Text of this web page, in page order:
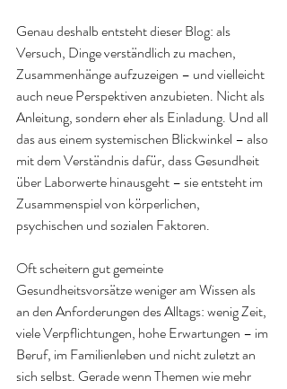
Genau deshalb entsteht dieser Blog: als
Versuch, Dinge verständlich zu machen,
Zusammenhänge aufzuzeigen – und vielleicht
auch neue Perspektiven anzubieten. Nicht als
Anleitung, sondern eher als Einladung. Und all
das aus einem systemischen Blickwinkel – also
mit dem Verständnis dafür, dass Gesundheit
über Laborwerte hinausgeht – sie entsteht im
Zusammenspiel von körperlichen,
psychischen und sozialen Faktoren.
Oft scheitern gut gemeinte
Gesundheitsvorsätze weniger am Wissen als
an den Anforderungen des Alltags: wenig Zeit,
viele Verpflichtungen, hohe Erwartungen – im
Beruf, im Familienleben und nicht zuletzt an
sich selbst. Gerade wenn Themen wie mehr